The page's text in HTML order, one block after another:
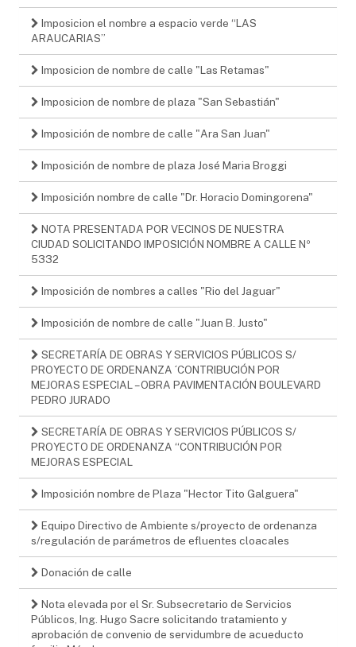
Imposicion el nombre a espacio verde “LAS
ARAUCARIAS”
Imposicion de nombre de calle "Las Retamas"
Imposicion de nombre de plaza "San Sebastián"
Imposición de nombre de calle "Ara San Juan"
Imposición de nombre de plaza José Maria Broggi
Imposición nombre de calle "Dr. Horacio Domingorena"
NOTA PRESENTADA POR VECINOS DE NUESTRA
CIUDAD SOLICITANDO IMPOSICIÓN NOMBRE A CALLE Nº
5332
Imposición de nombres a calles "Rio del Jaguar"
Imposición de nombre de calle "Juan B. Justo"
SECRETARÍA DE OBRAS Y SERVICIOS PÚBLICOS S/
PROYECTO DE ORDENANZA ´CONTRIBUCIÓN POR
MEJORAS ESPECIAL – OBRA PAVIMENTACIÓN BOULEVARD
PEDRO JURADO
SECRETARÍA DE OBRAS Y SERVICIOS PÚBLICOS S/
PROYECTO DE ORDENANZA “CONTRIBUCIÓN POR
MEJORAS ESPECIAL
Imposición nombre de Plaza "Hector Tito Galguera"
Equipo Directivo de Ambiente s/proyecto de ordenanza
s/regulación de parámetros de efluentes cloacales
Donación de calle
Nota elevada por el Sr. Subsecretario de Servicios
Públicos, Ing. Hugo Sacre solicitando tratamiento y
aprobación de convenio de servidumbre de acueducto